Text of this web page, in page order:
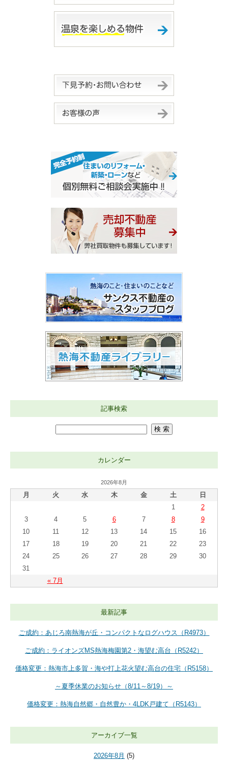
記事検索
カレンダー
2026年8月
月 火 水 木 金 土 日
« 7月
1
2
3
4 5 6 7 8
9
10
11 12 13 14 15
16
17
18 19 20 21 22
23
24
25 26 27 28 29
30
31
最新記事
ご成約：あじろ南熱海が丘・コンパクトなログハウス（R4973）
ご成約：ライオンズMS熱海梅園第2・海望む高台（R5242）
価格変更：熱海市上多賀・海や打上花火望む高台の住宅（R5158）
～夏季休業のお知らせ（8/11～8/19）～
価格変更：熱海自然郷・自然豊か・4LDK戸建て（R5143）
アーカイブ一覧
2026年8月 (5)